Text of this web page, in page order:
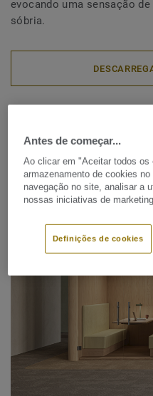
evocando uma sensação
sóbria.
Antes de começar...
Ao clicar em "Aceitar todos
armazenamento de cookies
navegação no site, analisar a
nossas iniciativas de
Definições de cookies